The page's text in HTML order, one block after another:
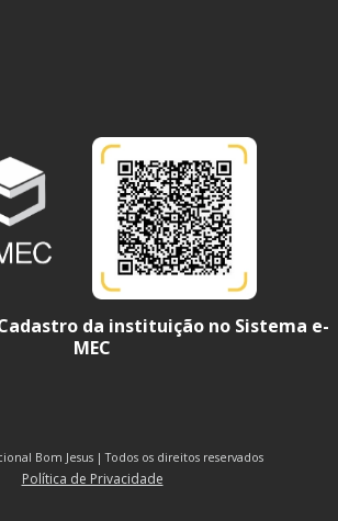
da instituição no Sistema e-
MEC
Bom Jesus | Todos os direitos reservados
Política de Privacidade